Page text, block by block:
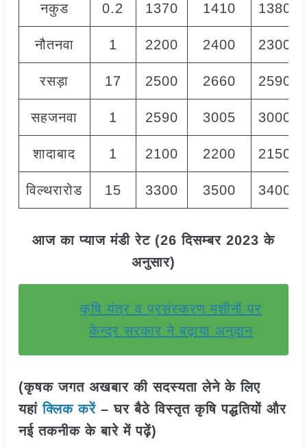
नकुड 0.2 1370 1410 1380
नौतनवा 1 2200 2400 2300
रसड़ा 17 2500 2660 2590
सहजनवा 1 2590 3005 3000
शादाबाद 1 2100 2200 2150
विल्थरारोड 15 3300 3500 3400
आज का प्याज मंडी रेट (26 दिसम्बर 2023 के
अनुसार)
कृषि यंत्र व प्रसंस्करण मशीनों पर
केन्द्र सरकार ने बढ़ाया अनुदान
(कृषक जगत अखबार की सदस्यता लेने के लिए
यहांक्लिक करें– घर बैठे विस्तृत कृषि पद्धतियों और
नई तकनीक के बारे में पढ़ें)